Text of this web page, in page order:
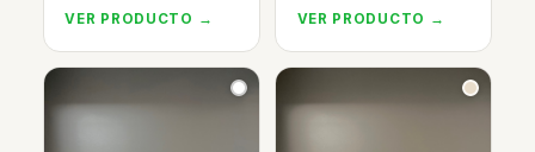
VER PRODUCTO → VER PRODUCTO →